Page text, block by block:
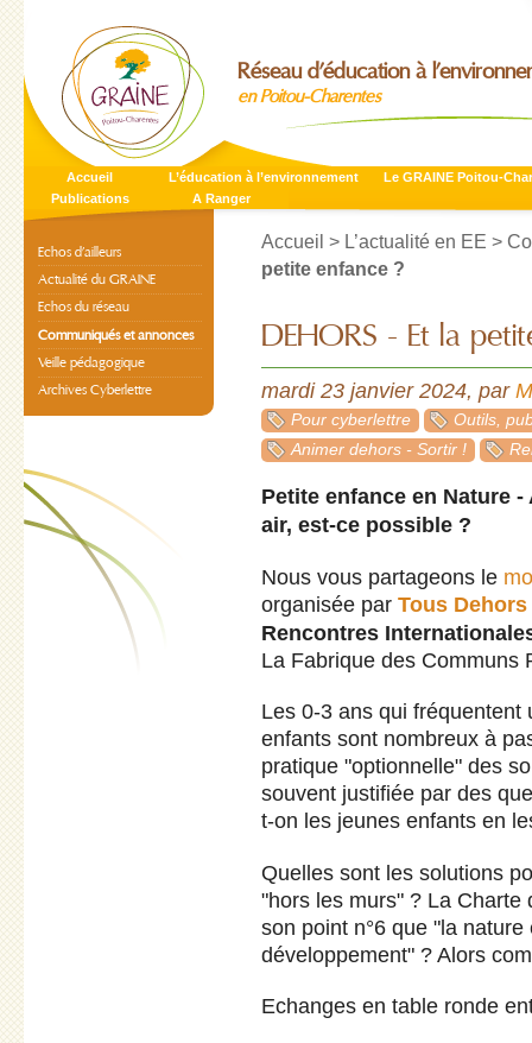
Réseau d’éducation à
en Poitou-Charentes
Accueil L’éducation à l’environnement
Le GRAINE Poitou-
Publications
A Ranger
Accueil > L’actualité en EE >
petite enfance ?
DEHORS - Et la
mardi 23 janvier 2024, par
Pour cyberlettre
Outils,
Animer dehors - Sortir !
Petite enfance en Nature
air, est-ce possible ?
Nous vous partageons le
organisée par Tous
Rencontres
La Fabrique des Communs
Les 0-3 ans qui fréquentent
enfants sont nombreux à
pratique "optionnelle" des
souvent justifiée par des
t-on les jeunes enfants en
Quelles sont les solutions
"hors les murs" ? La Charte
son point n°6 que "la
développement" ? Alors
Echanges en table ronde
Echos d’ailleurs
Actualité du GRAINE
Echos du réseau
Communiqués et annonces
Veille pédagogique
Archives Cyberlettre